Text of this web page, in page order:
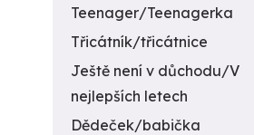
Teenager/Teenagerka
Třicátník/třicátnice
Ještě není v důchodu/V
nejlepších letech
Dědeček/babička